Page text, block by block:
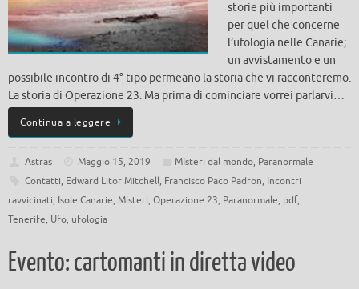
storie più importanti
per quel che concerne
l’ufologia nelle Canarie;
un avvistamento e un
possibile incontro di 4° tipo permeano la storia che vi racconteremo.
La storia di Operazione 23. Ma prima di cominciare vorrei parlarvi…
Continua a leggere
Astras Maggio 15, 2019 MIsteri dal mondo, Paranormale
Contatti, Edward Litor Mitchell, Francisco Paco Padron, Incontri
ravvicinati, Isole Canarie, Misteri, Operazione 23, Paranormale, pdf,
Tenerife, Ufo, ufologia
Evento: cartomanti in diretta video